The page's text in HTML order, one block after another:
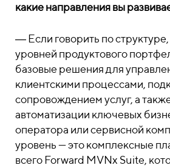
какие направления вы
― Если говорить по
уровней продуктового
базовые решения для
клиентскими процессами,
сопровождением услуг, а
автоматизации ключевых
оператора или сервисной
уровень — это комплексные
всего Forward MVNx Suite,